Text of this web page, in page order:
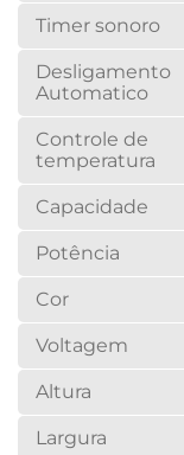
Timer sonoro
Desligamento
Automatico
Controle de
temperatura
Capacidade
Potência
Cor
Voltagem
Altura
Largura